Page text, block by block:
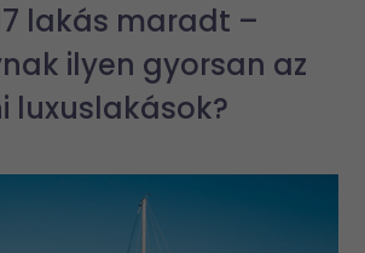
lakás maradt –
ilyen gyorsan az
luxuslakások?